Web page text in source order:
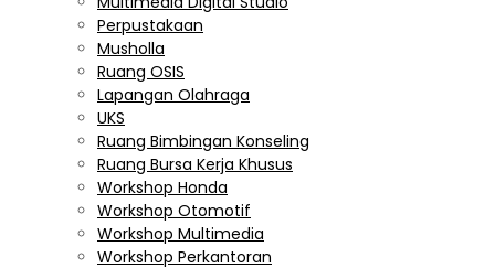
Perpustakaan
Musholla
Ruang OSIS
Lapangan Olahraga
UKS
Ruang Bimbingan Konseling
Ruang Bursa Kerja Khusus
Workshop Honda
Workshop Otomotif
Workshop Multimedia
Workshop Perkantoran